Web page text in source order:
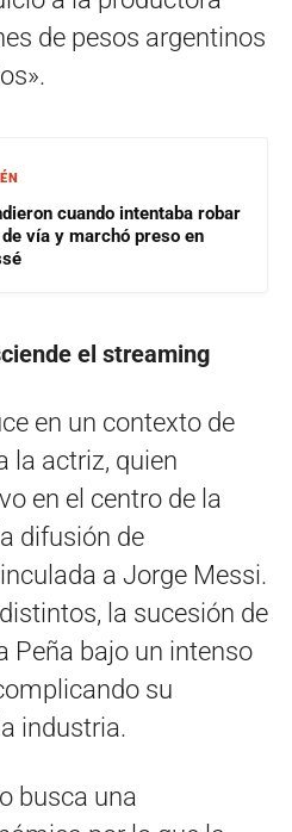
de pesos argentinos
cuando intentaba robar
vía y marchó preso en
el streaming
en un contexto de
la actriz, quien
en el centro de la
difusión de
a Jorge Messi.
la sucesión de
Peña bajo un intenso
su
industria.
busca una